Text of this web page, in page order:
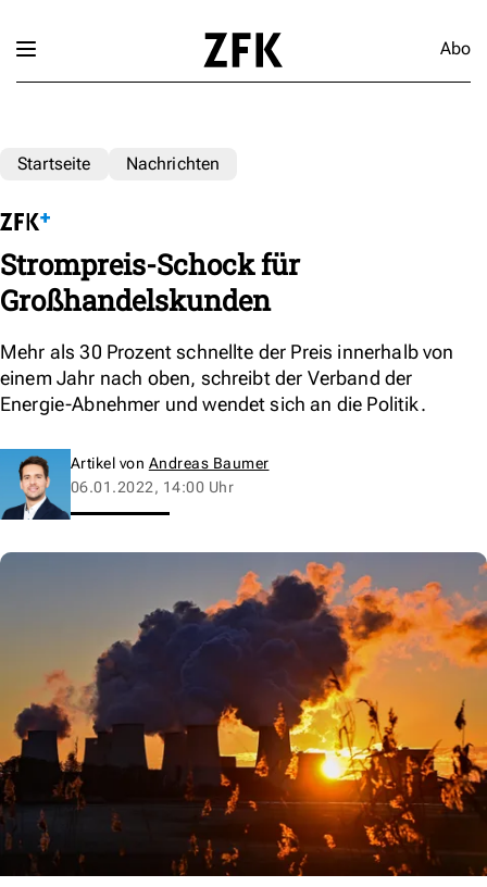
Abo
Startseite Nachrichten
Strompreis-Schock für
Großhandelskunden
Mehr als 30 Prozent schnellte der Preis innerhalb von
einem Jahr nach oben, schreibt der Verband der
Energie-Abnehmer und wendet sich an die Politik.
Artikel von Andreas Baumer
06.01.2022, 14:00 Uhr